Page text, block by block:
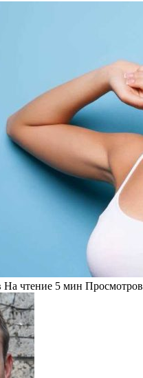
На чтение 5 мин Просмотров